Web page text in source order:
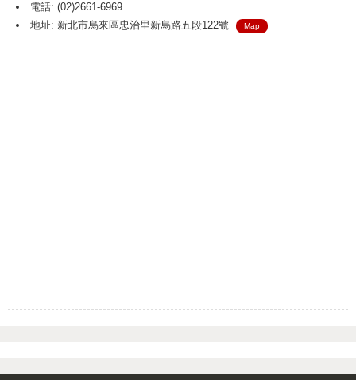
電話: (02)2661-6969
地址: 新北市烏來區忠治里新烏路五段122號
Map